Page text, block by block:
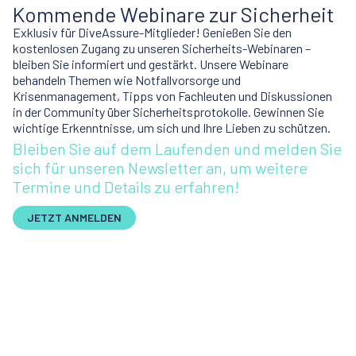
Kommende Webinare zur Sicherheit
Exklusiv für DiveAssure-Mitglieder! Genießen Sie den
kostenlosen Zugang zu unseren Sicherheits-Webinaren –
bleiben Sie informiert und gestärkt. Unsere Webinare
behandeln Themen wie Notfallvorsorge und
Krisenmanagement, Tipps von Fachleuten und Diskussionen
in der Community über Sicherheitsprotokolle. Gewinnen Sie
wichtige Erkenntnisse, um sich und Ihre Lieben zu schützen.
Bleiben Sie auf dem Laufenden und melden Sie
sich für unseren Newsletter an, um weitere
Termine und Details zu erfahren!
JETZT ANMELDEN